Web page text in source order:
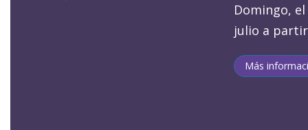
Domingo,
julio a partir
Más